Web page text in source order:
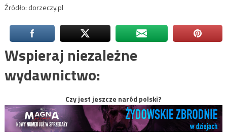
Źródło: dorzeczy.pl
Wspieraj niezależne
wydawnictwo:
Czy jest jeszcze naród polski?